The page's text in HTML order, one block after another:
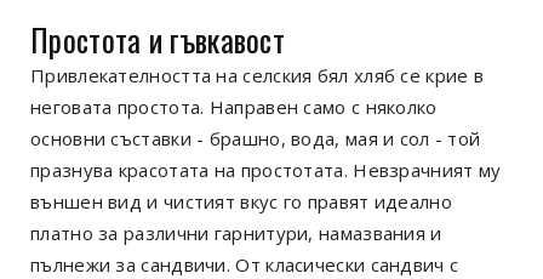
Простота и гъвкавост
Привлекателността на селския бял хляб се крие в
неговата простота. Направен само с няколко
основни съставки - брашно, вода, мая и сол - той
празнува красотата на простотата. Невзрачният му
външен вид и чистият вкус го правят идеално
платно за различни гарнитури, намазвания и
пълнежи за сандвичи. От класически сандвич с